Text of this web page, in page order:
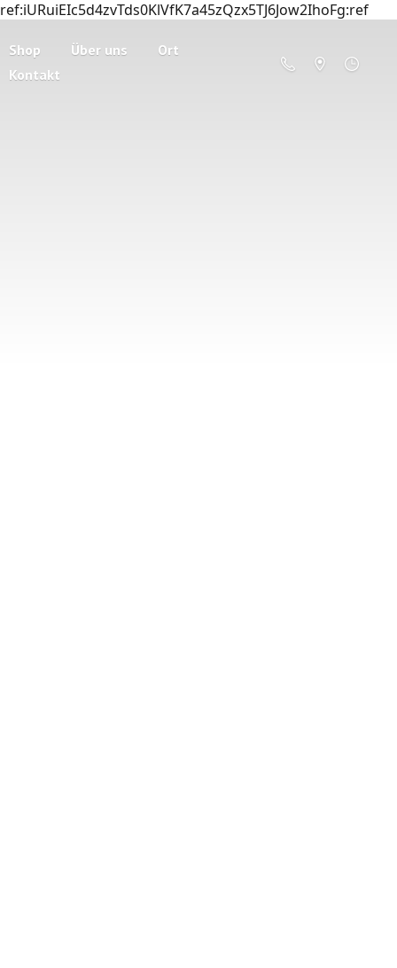
ref:iURuiEIc5d4zvTds0KlVfK7a45zQzx5TJ6Jow2IhoFg:ref
Shop Über uns
Ort
Kontakt